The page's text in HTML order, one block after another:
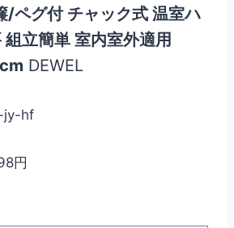
/ペグ付 チャック式 温室ハ
組立簡単 室内室外適用
DEWEL
jy-hf
円